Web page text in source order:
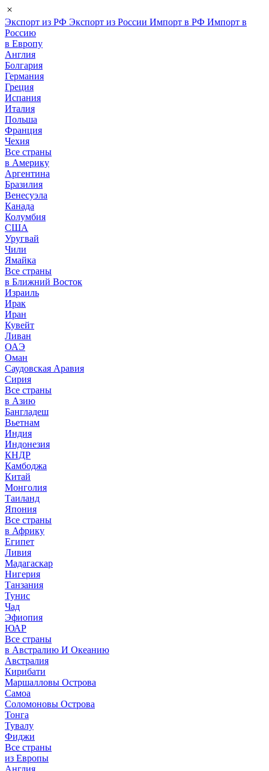
Экспорт из РФ Экспорт из России Импорт в РФ Импорт в
Россию
в Европу
Англия
Болгария
Германия
Греция
Испания
Италия
Польша
Франция
Чехия
Все страны
в Америку
Аргентина
Бразилия
Венесуэла
Канада
Колумбия
США
Уругвай
Чили
Ямайка
Все страны
в Ближний Восток
Израиль
Ирак
Иран
Кувейт
Ливан
ОАЭ
Оман
Саудовская Аравия
Сирия
Все страны
в Азию
Бангладеш
Вьетнам
Индия
Индонезия
КНДР
Камбоджа
Китай
Монголия
Таиланд
Япония
Все страны
в Африку
Египет
Ливия
Мадагаскар
Нигерия
Танзания
Тунис
Чад
Эфиопия
ЮАР
Все страны
в Австралию И Океанию
Австралия
Кирибати
Маршалловы Острова
Самоа
Соломоновы Острова
Тонга
Тувалу
Фиджи
Все страны
из Европы
Англия